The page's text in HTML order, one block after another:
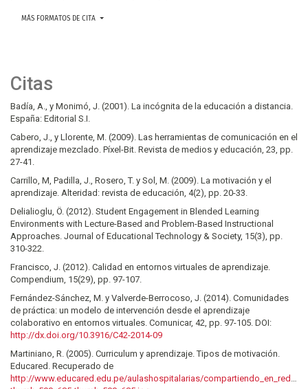
MÁS FORMATOS DE CITA
Citas
Badía, A., y Monimó, J. (2001). La incógnita de la educación a distancia.
España: Editorial S.I.
Cabero, J., y Llorente, M. (2009). Las herramientas de comunicación en el
aprendizaje mezclado. Píxel-Bit. Revista de medios y educación, 23, pp.
27-41.
Carrillo, M, Padilla, J., Rosero, T. y Sol, M. (2009). La motivación y el
aprendizaje. Alteridad: revista de educación, 4(2), pp. 20-33.
Delialioglu, Ö. (2012). Student Engagement in Blended Learning
Environments with Lecture-Based and Problem-Based Instructional
Approaches. Journal of Educational Technology & Society, 15(3), pp.
310-322.
Francisco, J. (2012). Calidad en entornos virtuales de aprendizaje.
Compendium, 15(29), pp. 97-107.
Fernández-Sánchez, M. y Valverde-Berrocoso, J. (2014). Comunidades
de práctica: un modelo de intervención desde el aprendizaje
colaborativo en entornos virtuales. Comunicar, 42, pp. 97-105. DOI:
http://dx.doi.org/10.3916/C42-2014-09
Martiniano, R. (2005). Curriculum y aprendizaje. Tipos de motivación.
Educared. Recuperado de
http://www.educared.edu.pe/aulashospitalarias/compartiendo_en_red/